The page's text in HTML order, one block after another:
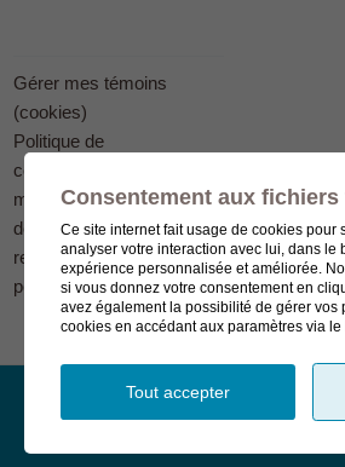
Gérer mes témoins
(cookies)
Politique de
confidentialité en
matière
de protection des
renseignements
personnels
© Complexe funéraire LeSieur 2023.
Consentement aux
Ce site internet fait usage de cookies pour
analyser votre interaction avec lui, dans le
expérience personnalisée et améliorée.
si vous donnez votre consentement en
avez également la possibilité de gérer vos
cookies en accédant aux paramètres via
Tout accepter